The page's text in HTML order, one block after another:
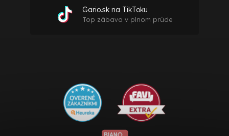
Gario.sk na TikToku
Top zábava v plnom prúde